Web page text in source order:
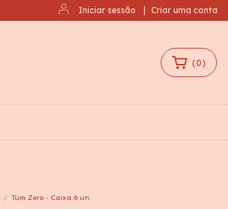
Iniciar sessão Criar uma conta
(0)
/ Tüm Zero - Caixa 6 un.